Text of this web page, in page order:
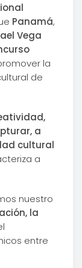
Panamá,
Vega
la
de
a
cultural
a
nuestro
la
entre